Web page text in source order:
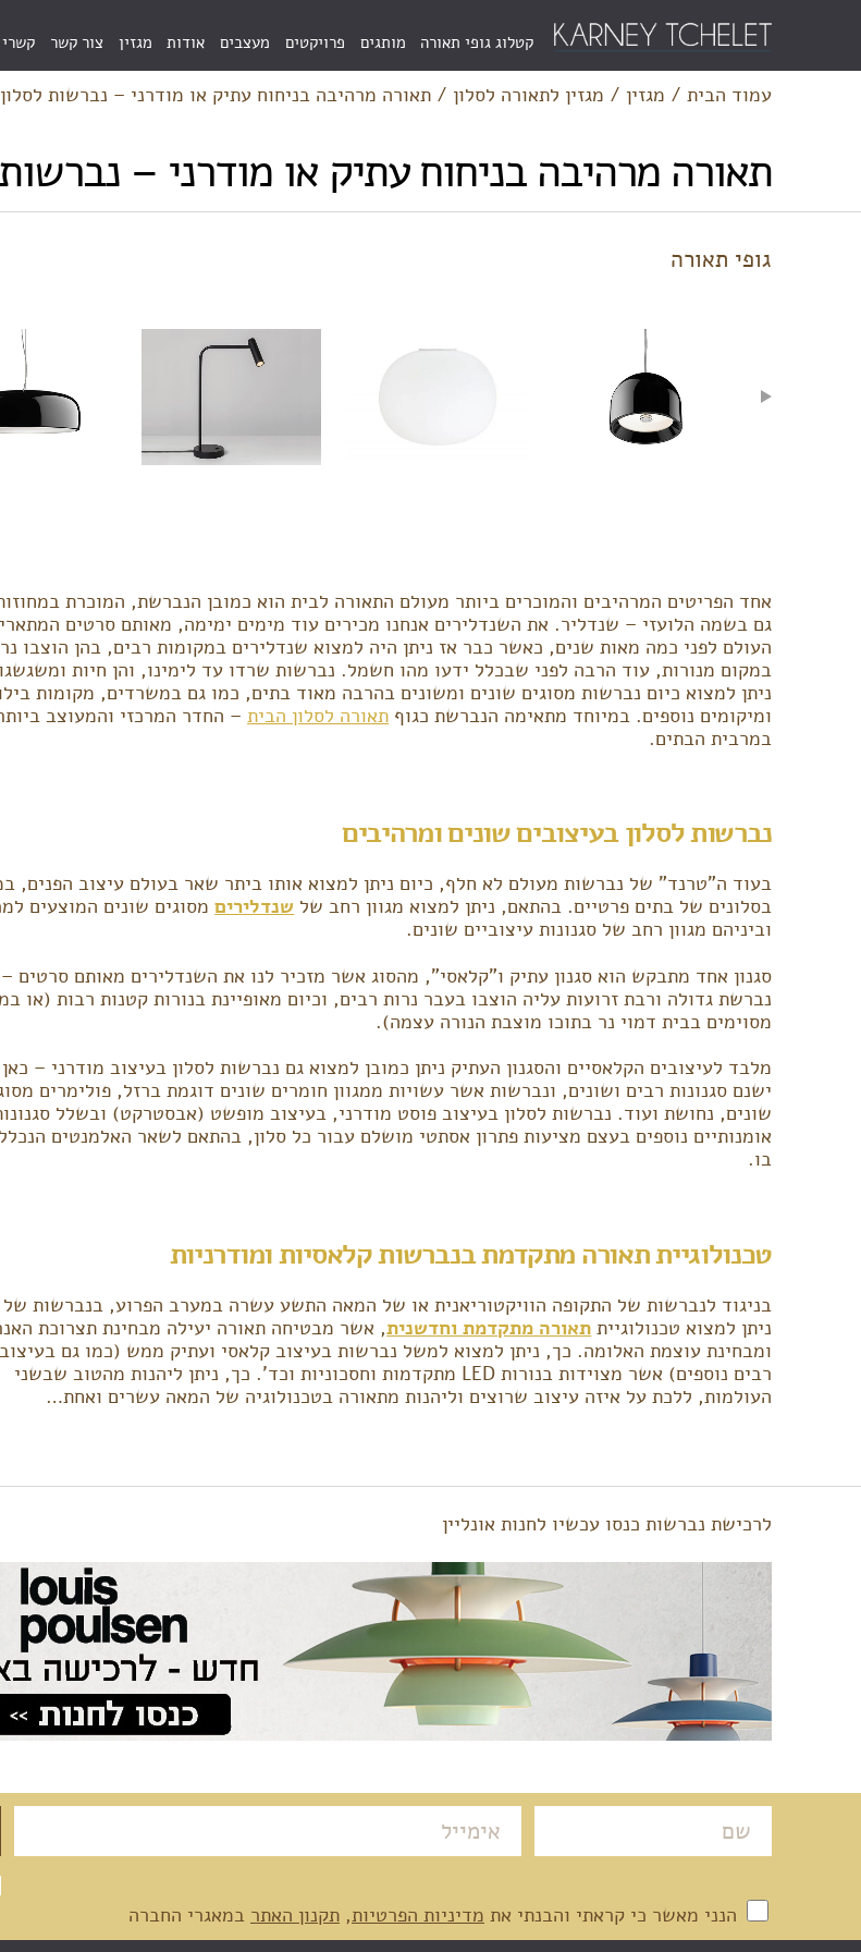
Menu
Bar
קטלוג גופי תאורה מותגים פרויקטים מעצבים אודות מגזין צור קשר
עמוד הבית / מגזין / מגזין לתאורה לסלון / תאורה מרהיבה בניחוח עתיק או מודרני – נברשות לסלון
תאורה מרהיבה בניחוח עתיק או מודרני –
גופי תאורה
אחד הפריטים המרהיבים והמוכרים ביותר מעולם התאורה לבית הוא כמובן הנברשת, המוכרת
גם בשמה הלועזי – שנדליר. את השנדלירים אנחנו מכירים עוד מימים ימימה, מאותם סרטים
העולם לפני כמה מאות שנים, כאשר כבר אז ניתן היה למצוא שנדלירים במקומות רבים, בהן הוצבו
במקום מנורות, עוד הרבה לפני שבכלל ידעו מהו חשמל. נברשות שרדו עד לימינו, והן חיות
ניתן למצוא כיום נברשות מסוגים שונים ומשונים בהרבה מאוד בתים, כמו גם במשרדים, מקומות
ומיקומים נוספים. במיוחד מתאימה הנברשת כגוף תאורה לסלון הבית– החדר המרכזי והמעוצב
במרבית הבתים.
נברשות לסלון בעיצובים שונים ומרהיבים
בעוד ה"טרנד" של נברשות מעולם לא חלף, כיום ניתן למצוא אותו ביתר שאר בעולם עיצוב הפנים,
בסלונים של בתים פרטיים. בהתאם, ניתן למצוא מגוון רחב של שנדליריםמסוגים שונים המוצעים
וביניהם מגוון רחב של סגנונות עיצוביים שונים.
סגנון אחד מתבקש הוא סגנון עתיק ו"קלאסי", מהסוג אשר מזכיר לנו את השנדלירים מאותם סרטים –
נברשת גדולה ורבת זרועות עליה הוצבו בעבר נרות רבים, וכיום מאופיינת בנורות קטנות רבות (או
מסוימים בבית דמוי נר בתוכו מוצבת הנורה עצמה).
מלבד לעיצובים הקלאסיים והסגנון העתיק ניתן כמובן למצוא גם נברשות לסלון בעיצוב מודרני –
ישנם סגנונות רבים ושונים, ונברשות אשר עשויות ממגוון חומרים שונים דוגמת ברזל, פולימרים
שונים, נחושת ועוד. נברשות לסלון בעיצוב פוסט מודרני, בעיצוב מופשט (אבסטרקט) ובשלל
אומנותיים נוספים בעצם מציעות פתרון אסתטי מושלם עבור כל סלון, בהתאם לשאר האלמנטים
בו.
טכנולוגיית תאורה מתקדמת בנברשות קלאסיות ומודרניות
בניגוד לנברשות של התקופה הוויקטוריאנית או של המאה התשע עשרה במערב הפרוע, בנברשות של
ניתן למצוא טכנולוגיית תאורה מתקדמת וחדשנית, אשר מבטיחה תאורה יעילה מבחינת תצרוכת
ומבחינת עוצמת האלומה. כך, ניתן למצוא למשל נברשות בעיצוב קלאסי ועתיק ממש (כמו גם
רבים נוספים) אשר מצוידות בנורות LED מתקדמות וחסכוניות וכד'. כך, ניתן ליהנות מהטוב שבשני
העולמות, ללכת על איזה עיצוב שרוצים וליהנות מתאורה בטכנולוגיה של המאה עשרים ואחת…
לרכישת נברשות כנסו עכשיו לחנות אונליין
הנני מאשר כי קראתי והבנתי את מדיניות הפרטיות, תקנון האתר במאגרי החברה